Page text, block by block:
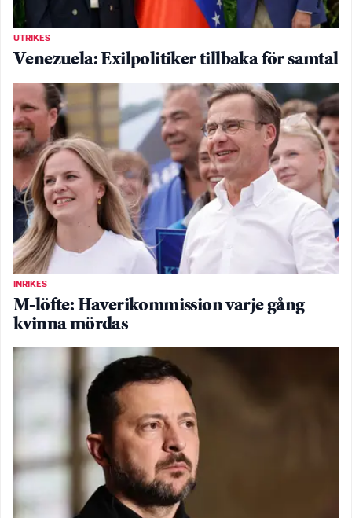
UTRIKES
Venezuela: Exilpolitiker tillbaka för samtal
INRIKES
M-löfte: Haverikommission varje gång
kvinna mördas